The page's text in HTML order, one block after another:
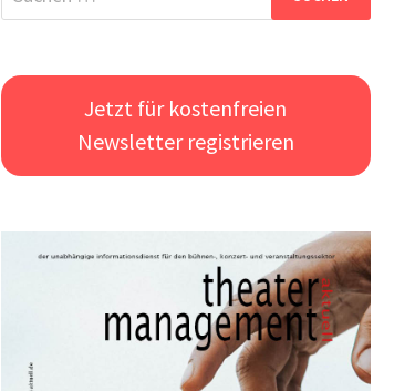
nach:
Jetzt für kostenfreien
Newsletter registrieren